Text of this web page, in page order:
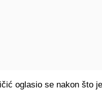
oglasio se nakon što